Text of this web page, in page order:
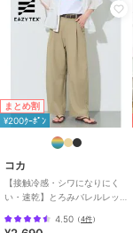
素材
お手入れ
特徴
まとめ割
¥200ｸｰﾎﾟﾝ
コカ
【接触冷感・シワになりにく
い・速乾】とろみバレルレッ
4.50 （4件）